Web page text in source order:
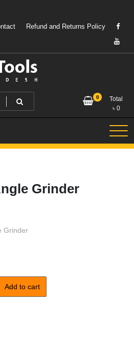
Refund and Returns Policy
Bangladesh.
0
Total
৳ 0
Grinder
Grinder
Add to cart